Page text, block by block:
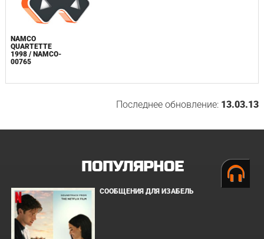
NAMCO
QUARTETTE
1998 / NAMCO-
00765
Последнее обновление: 13.03.13
ПОПУЛЯРНОЕ
СООБЩЕНИЯ ДЛЯ ИЗАБЕЛЬ